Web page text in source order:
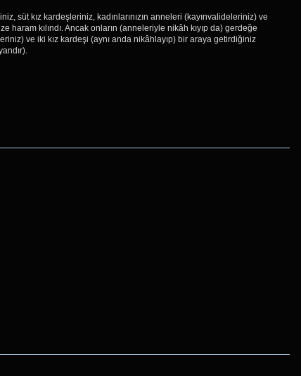
süt kız kardeşleriniz, kadınlarınızın anneleri (kayınvalideleriniz) ve
kılındı. Ancak onların (anneleriyle nikâh kıyıp da) gerdeğe
ve iki kız kardeşi (aynı anda nikâhlayıp) bir araya getirdiğiniz